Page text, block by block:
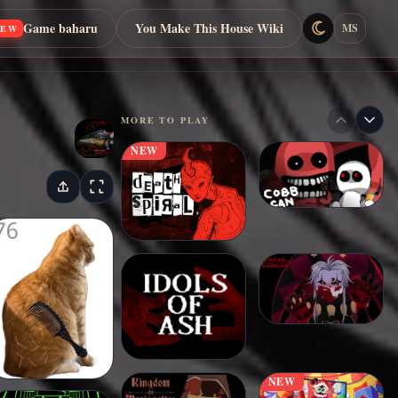
Game baharu You Make This House Wiki MS
MORE TO PLAY
NEW
NEW